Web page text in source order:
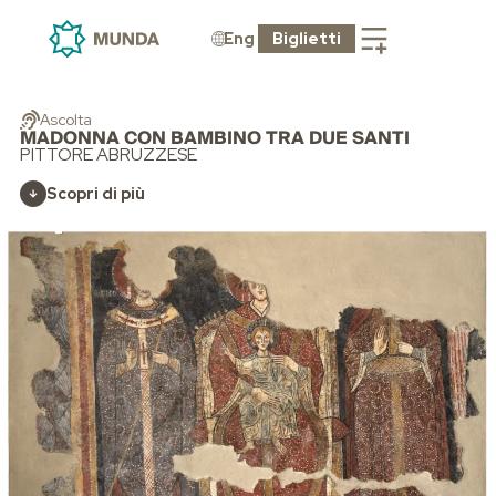
Eng Biglietti
Ascolta
MADONNA CON BAMBINO TRA DUE SANTI
PITTORE ABRUZZESE
Scopri di più